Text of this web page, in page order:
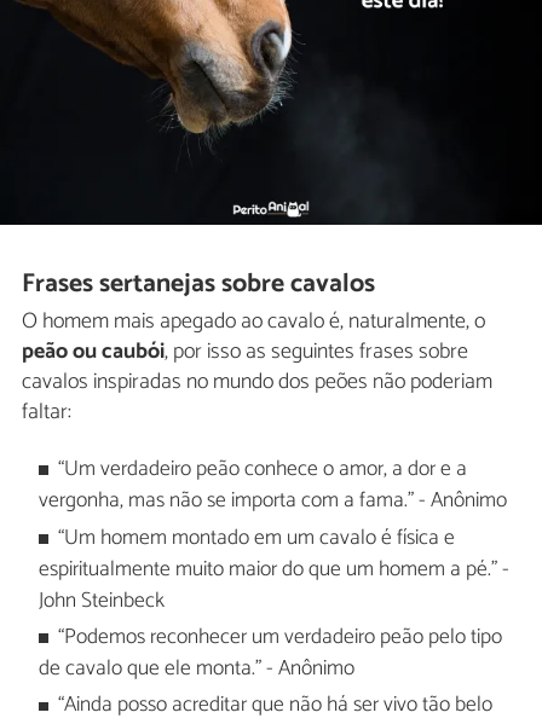
Frases sertanejas sobre cavalos
O homem mais apegado ao cavalo é, naturalmente, o
peão ou caubói, por isso as seguintes frases sobre
cavalos inspiradas no mundo dos peões não poderiam
faltar:
“Um verdadeiro peão conhece o amor, a dor e a
vergonha, mas não se importa com a fama." - Anônimo
“Um homem montado em um cavalo é física e
espiritualmente muito maior do que um homem a pé." -
John Steinbeck
“Podemos reconhecer um verdadeiro peão pelo tipo
de cavalo que ele monta." - Anônimo
“Ainda posso acreditar que não há ser vivo tão belo